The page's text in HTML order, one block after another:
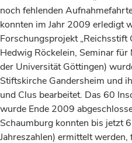
noch fehlenden
konnten im Jahr 2009 erledigt
Forschungsprojekt „Reichsstift
Hedwig Röckelein, Seminar
der Universität Göttingen)
Stiftskirche Gandersheim und
und Clus bearbeitet. Das 60
wurde Ende 2009
Schaumburg konnten bis jetzt
Jahreszahlen) ermittelt